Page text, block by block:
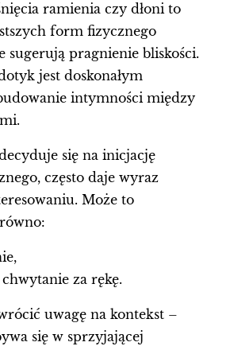
ramienia czy dłoni to
form fizycznego
sugerują pragnienie bliskości.
jest doskonałym
intymności między
się na inicjację
często daje wyraz
Może to
za rękę.
uwagę na kontekst –
się w sprzyjającej